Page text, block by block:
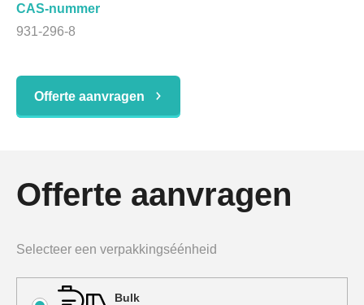
CAS-nummer
931-296-8
Offerte aanvragen
Offerte aanvragen
Selecteer een verpakkingséénheid
Bulk